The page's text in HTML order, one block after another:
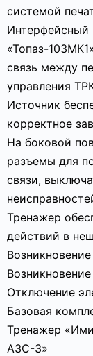
системой
Интерфейсный
«Топаз-
связь между
управления
Источник
корректное
На боковой
разъемы для
связи,
Тренажер
действий в
Отключение
Базовая
Тренажер
АЗС-3»